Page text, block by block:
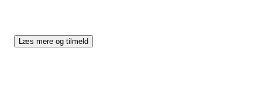
Læs mere og tilmeld